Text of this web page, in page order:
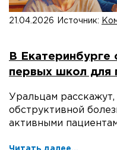
21.04.2026 Источник:
В Екатеринбурге
первых школ для
Уральцам
обструктивной
активными